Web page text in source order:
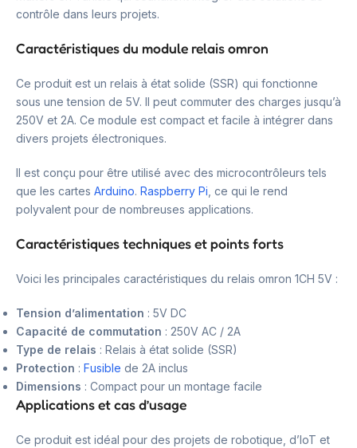
contrôle dans leurs projets.
Caractéristiques du module relais omron
Ce produit est un relais à état solide (SSR) qui fonctionne
sous une tension de 5V. Il peut commuter des charges jusqu’à
250V et 2A. Ce module est compact et facile à intégrer dans
divers projets électroniques.
Il est conçu pour être utilisé avec des microcontrôleurs tels
que les cartes Arduino. Raspberry Pi , ce qui le rend
polyvalent pour de nombreuses applications.
Caractéristiques techniques et points forts
Voici les principales caractéristiques du relais omron 1CH 5V :
Tension d’alimentation : 5V DC
Capacité de commutation : 250V AC / 2A
Type de relais : Relais à état solide (SSR)
Protection : Fusible de 2A inclus
Dimensions : Compact pour un montage facile
Applications et cas d’usage
Ce produit est idéal pour des projets de robotique, d’IoT et